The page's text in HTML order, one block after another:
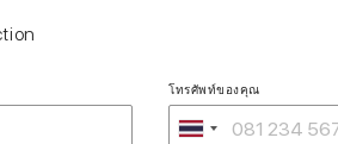
โทรศัพท์ของคุณ